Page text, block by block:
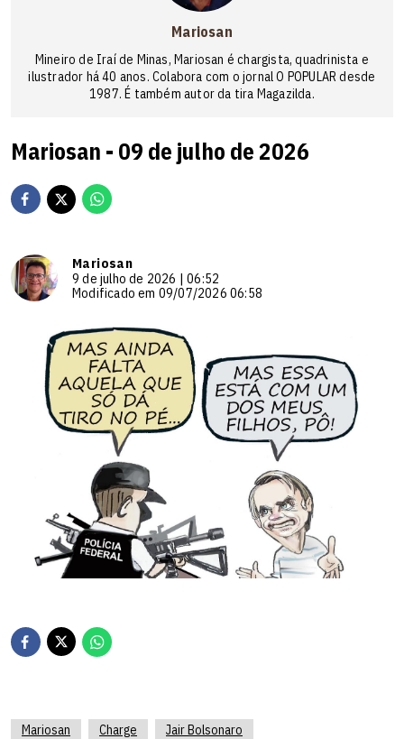
Mariosan
Mineiro de Iraí de Minas, Mariosan é chargista, quadrinista e
ilustrador há 40 anos. Colabora com o jornal O POPULAR desde
1987. É também autor da tira Magazilda.
Mariosan - 09 de julho de 2026
Mariosan
9 de julho de 2026 | 06:52
Modificado em 09/07/2026 06:58
Mariosan Charge Jair Bolsonaro